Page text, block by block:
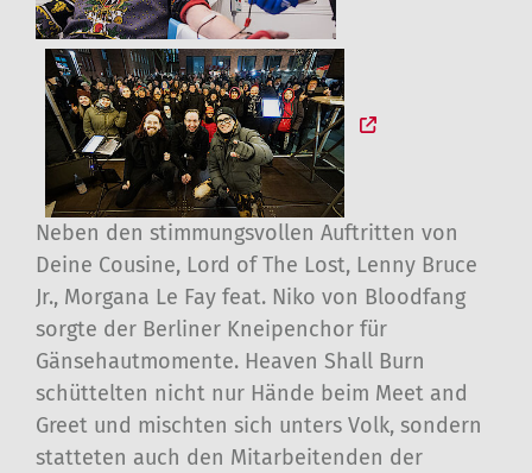
Neben den stimmungsvollen Auftritten von
Deine Cousine, Lord of The Lost, Lenny Bruce
Jr., Morgana Le Fay feat. Niko von Bloodfang
sorgte der Berliner Kneipenchor für
Gänsehautmomente. Heaven Shall Burn
schüttelten nicht nur Hände beim Meet and
Greet und mischten sich unters Volk, sondern
statteten auch den Mitarbeitenden der